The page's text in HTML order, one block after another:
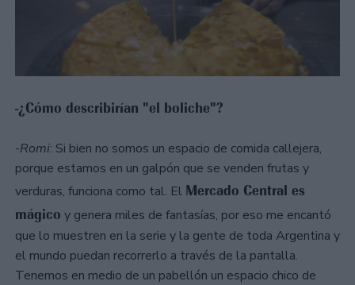
-¿Cómo describirían "el boliche"?
-Romi: Si bien no somos un espacio de comida callejera,
porque estamos en un galpón que se venden frutas y
verduras, funciona como tal. El Mercado Central es
mágico y genera miles de fantasías, por eso me encantó
que lo muestren en la serie y la gente de toda Argentina y
el mundo puedan recorrerlo a través de la pantalla.
Tenemos en medio de un pabellón un espacio chico de